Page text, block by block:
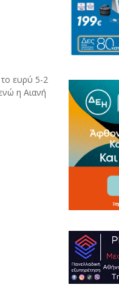
το ευρύ 5-2
η Αιανή